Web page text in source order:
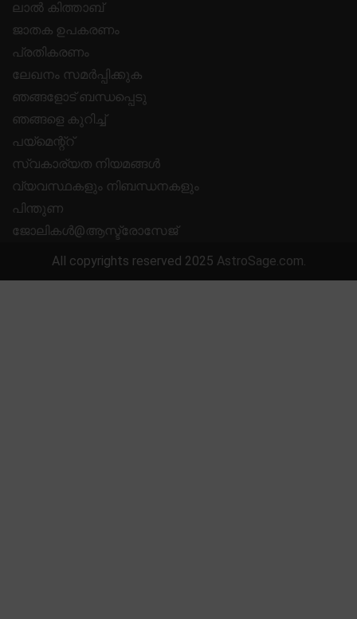
ലാൽ കിത്താബ്
ജാതക ഉപകരണം
പ്രതികരണം
ലേഖനം സമർപ്പിക്കുക
ഞങ്ങളോട് ബന്ധപ്പെടു
ഞങ്ങളെ കുറിച്ച്
പയ്മെന്റ്റ്
സ്വകാര്യത നിയമങ്ങൾ
വ്യവസ്ഥകളും നിബന്ധനകളും
പിന്തുണ
ജോലികൾ@ആസ്ട്രോസേജ്
All copyrights reserved 2025 AstroSage.com.